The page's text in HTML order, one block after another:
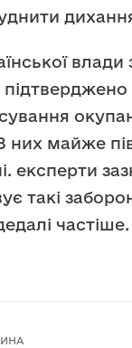
влади
них майже
експерти
такі
частіше.